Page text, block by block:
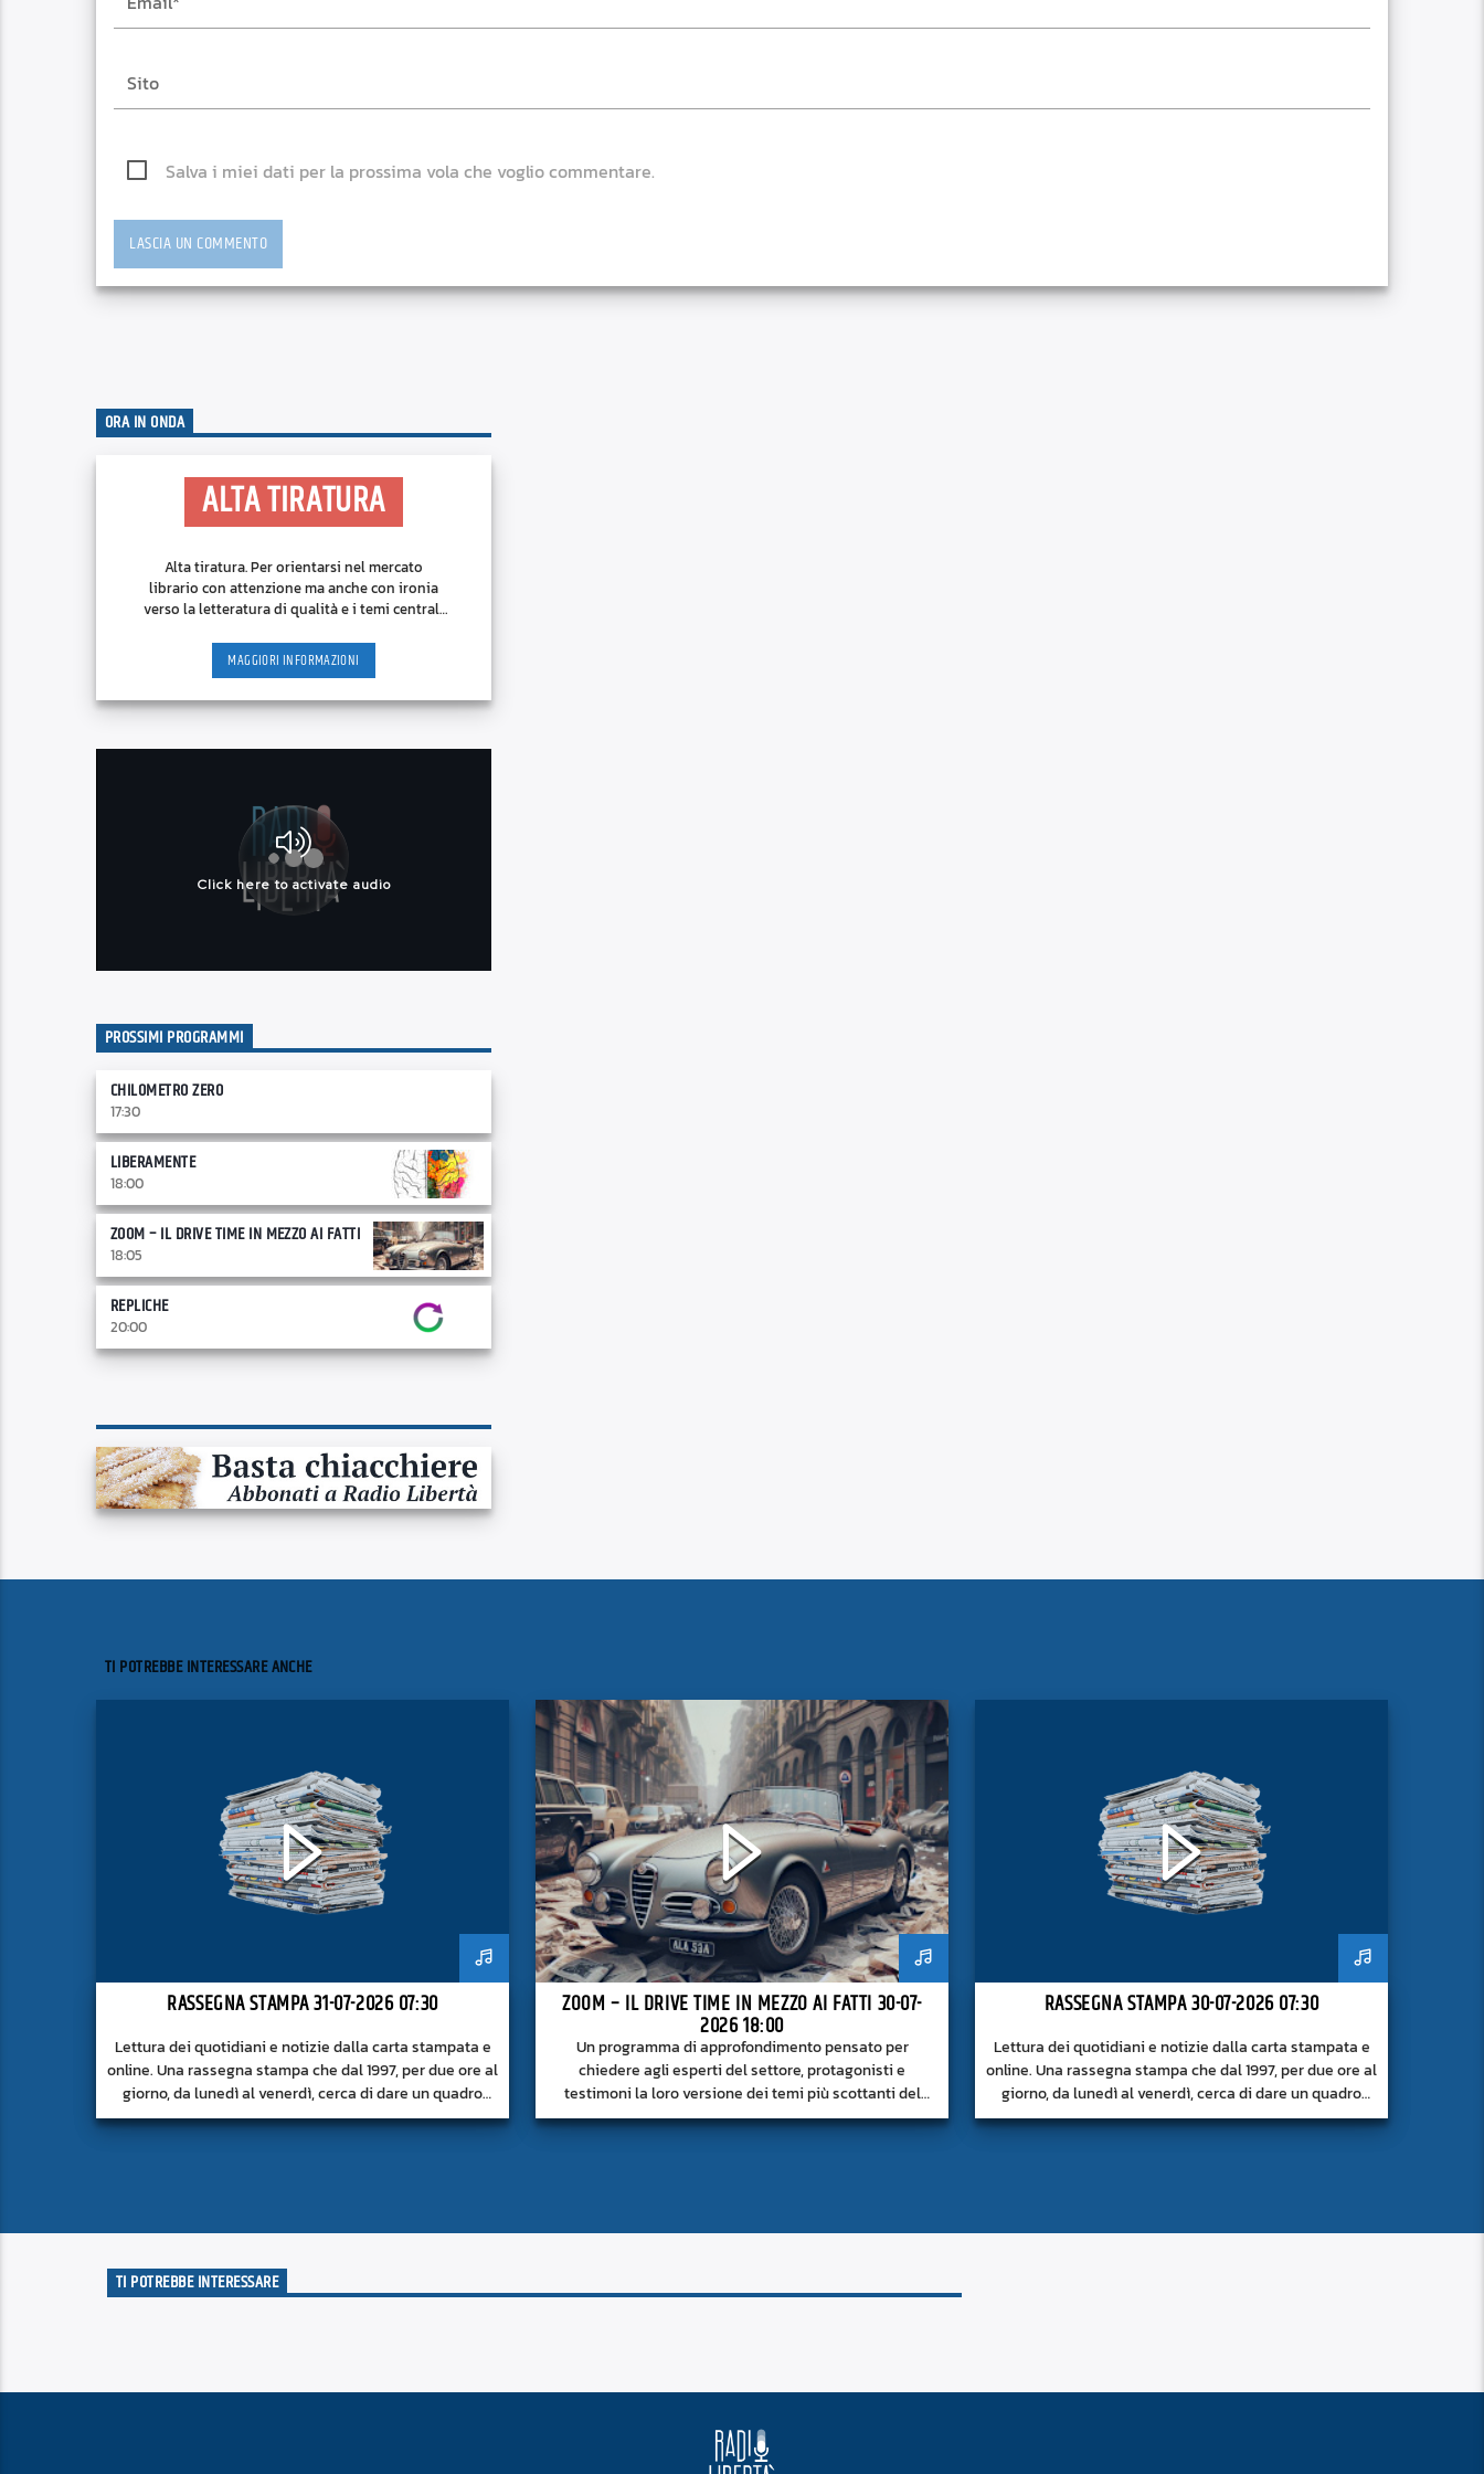
Salva i miei dati per la prossima vola che voglio commentare.
ORA IN ONDA
ALTA TIRATURA
Alta tiratura. Per orientarsi nel mercato
librario con attenzione ma anche con ironia
verso la letteratura di qualità e i temi centrali
MAGGIORI INFORMAZIONI
PROSSIMI PROGRAMMI
CHILOMETRO ZERO
17:30
LIBERAMENTE
18:00
ZOOM – IL DRIVE TIME IN MEZZO AI FATTI
18:05
REPLICHE
20:00
TI POTREBBE INTERESSARE ANCHE
RASSEGNA STAMPA 31-07-2026 07:30
Lettura dei quotidiani e notizie dalla carta stampata e
online. Una rassegna stampa che dal 1997, per due ore al
giorno, da lunedì al venerdì, cerca di dare un quadro
approfondito delle notizie del giorno, senza fermarsi
ZOOM – IL DRIVE TIME IN MEZZO AI FATTI 30-07-
2026 18:00
Un programma di approfondimento pensato per
chiedere agli esperti del settore, protagonisti e
testimoni la loro versione dei temi più scottanti del
momento.
RASSEGNA STAMPA 30-07-2026 07:30
Lettura dei quotidiani e notizie dalla carta stampata e
online. Una rassegna stampa che dal 1997, per due ore al
giorno, da lunedì al venerdì, cerca di dare un quadro
approfondito delle notizie del giorno, senza fermarsi
TI POTREBBE INTERESSARE